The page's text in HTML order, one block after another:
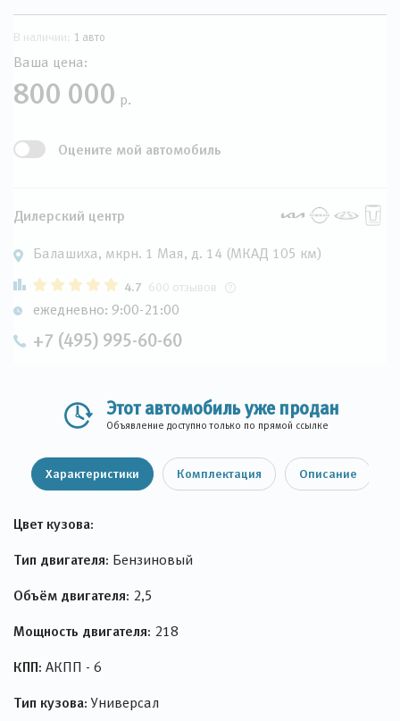
В наличии: 1 авто
Ваша цена:
800 000 р.
Оцените мой автомобиль
Дилерский центр
Балашиха, мкрн. 1 Мая, д. 14 (МКАД 105 км)
4.7 600 отзывов
ежедневно: 9:00-21:00
+7 (495) 995-60-60
Этот автомобиль уже продан
Объявление доступно только по прямой ссылке
Характеристики Комплектация Описание
Цвет кузова:
Тип двигателя: Бензиновый
Объём двигателя: 2,5
Мощность двигателя: 218
КПП: АКПП - 6
Тип кузова: Универсал